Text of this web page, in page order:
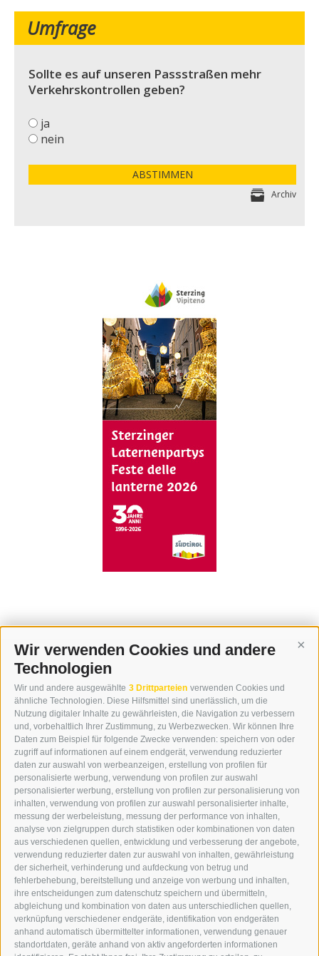
Wir verwenden Cookies und andere
Technologien
Wir und andere ausgewählte 3 Drittparteien verwenden Cookies und
ähnliche Technologien. Diese Hilfsmittel sind unerlässlich, um die
Nutzung digitaler Inhalte zu gewährleisten, die Navigation zu verbessern
und, vorbehaltlich Ihrer Zustimmung, zu Werbezwecken. Wir können Ihre
Daten zum Beispiel für folgende Zwecke verwenden: speichern von oder
zugriff auf informationen auf einem endgerät, verwendung reduzierter
daten zur auswahl von werbeanzeigen, erstellung von profilen für
personalisierte werbung, verwendung von profilen zur auswahl
personalisierter werbung, erstellung von profilen zur personalisierung von
inhalten, verwendung von profilen zur auswahl personalisierter inhalte,
messung der werbeleistung, messung der performance von inhalten,
analyse von zielgruppen durch statistiken oder kombinationen von daten
aus verschiedenen quellen, entwicklung und verbesserung der angebote,
verwendung reduzierter daten zur auswahl von inhalten, gewährleistung
der sicherheit, verhinderung und aufdeckung von betrug und
fehlerbehebung, bereitstellung und anzeige von werbung und inhalten,
ihre entscheidungen zum datenschutz speichern und übermitteln,
abgleichung und kombination von daten aus unterschiedlichen quellen,
verknüpfung verschiedener endgeräte, identifikation von endgeräten
anhand automatisch übermittelter informationen, verwendung genauer
standortdaten, geräte anhand von aktiv angeforderten informationen
Umfrage
Sollte es auf unseren Passstraßen mehr
Verkehrskontrollen geben?
ja
nein
ABSTIMMEN
Archiv
KONTAKT
WIPP-MEDIA GMBH
DER ERKER
NEUSTADT 20A
I-39049 STERZING
TEL.: +39 0472 766876
GRAFIK@DERERKER.IT
INFO@DERERKER.IT
BARBARA.FONTANA@DERERKER.IT
DER ERKER
WERBEN IM ERKER
ONLINE-WERBUNG
SEPA-DAUERAUFTRAG
REGELN LESERKOMMENTARE
ONLINE VOTING